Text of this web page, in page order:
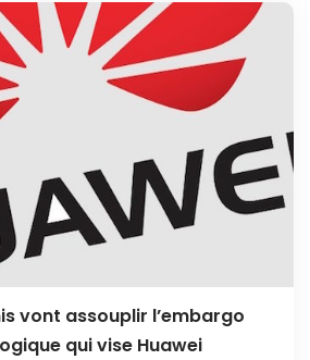
vont assouplir l’embargo
qui vise Huawei